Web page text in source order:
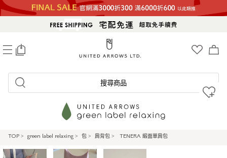
搜尋商品
TOP > green label relaxing > 包 > 肩背包 > TENERA 緞面單肩包